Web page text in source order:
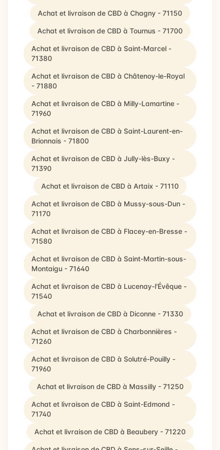
Achat et livraison de CBD à Chagny - 71150
Achat et livraison de CBD à Tournus - 71700
Achat et livraison de CBD à Saint-Marcel -
71380
Achat et livraison de CBD à Châtenoy-le-Royal
- 71880
Achat et livraison de CBD à Milly-Lamartine -
71960
Achat et livraison de CBD à Saint-Laurent-en-
Brionnais - 71800
Achat et livraison de CBD à Jully-lès-Buxy -
71390
Achat et livraison de CBD à Artaix - 71110
Achat et livraison de CBD à Mussy-sous-Dun -
71170
Achat et livraison de CBD à Flacey-en-Bresse -
71580
Achat et livraison de CBD à Saint-Martin-sous-
Montaigu - 71640
Achat et livraison de CBD à Lucenay-l'Évêque -
71540
Achat et livraison de CBD à Diconne - 71330
Achat et livraison de CBD à Charbonnières -
71260
Achat et livraison de CBD à Solutré-Pouilly -
71960
Achat et livraison de CBD à Massilly - 71250
Achat et livraison de CBD à Saint-Edmond -
71740
Achat et livraison de CBD à Beaubery - 71220